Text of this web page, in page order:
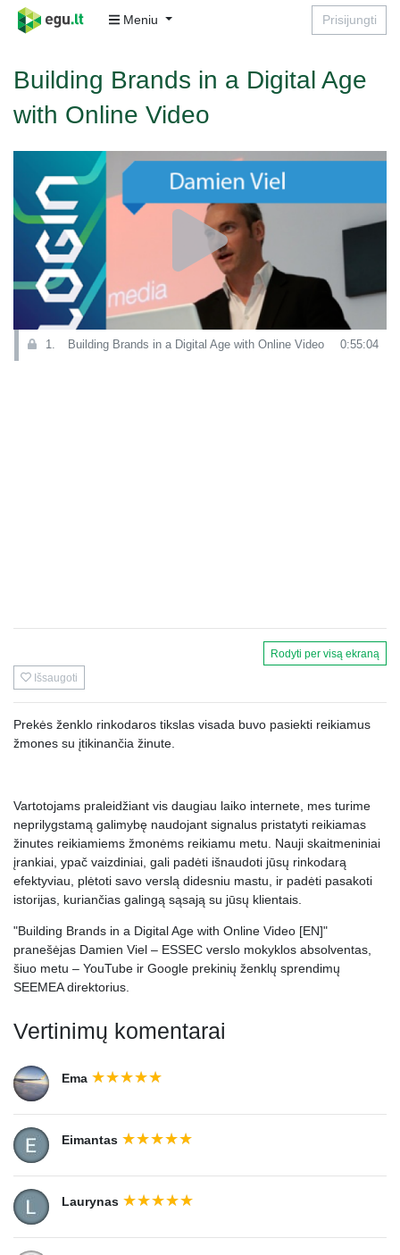
Meniu Prisijungti
Building Brands in a Digital Age
with Online Video
1. Building Brands in a Digital Age with Online Video 0:55:04
Rodyti per visą ekraną
Išsaugoti
Prekės ženklo rinkodaros tikslas visada buvo pasiekti reikiamus
žmones su įtikinančia žinute.
Vartotojams praleidžiant vis daugiau laiko internete, mes turime
neprilygstamą galimybę naudojant signalus pristatyti reikiamas
žinutes reikiamiems žmonėms reikiamu metu. Nauji skaitmeniniai
įrankiai, ypač vaizdiniai, gali padėti išnaudoti jūsų rinkodarą
efektyviau, plėtoti savo verslą didesniu mastu, ir padėti pasakoti
istorijas, kuriančias galingą sąsają su jūsų klientais.
"Building Brands in a Digital Age with Online Video [EN]"
pranešėjas Damien Viel – ESSEC verslo mokyklos absolventas,
šiuo metu – YouTube ir Google prekinių ženklų sprendimų
SEEMEA direktorius.
Vertinimų komentarai
Ema
Eimantas
Laurynas